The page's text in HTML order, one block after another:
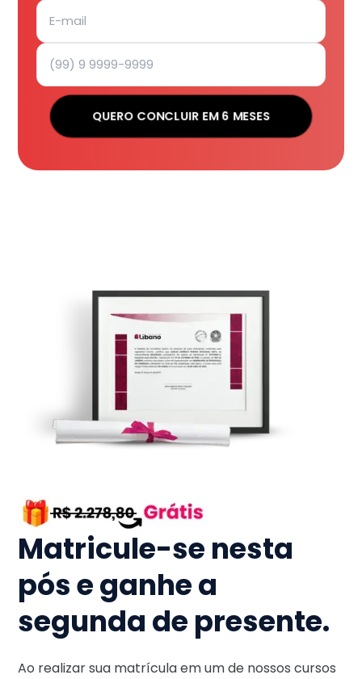
QUERO CONCLUIR EM 6 MESES
Matricule-se nesta
pós e ganhe a
segunda de presente.
Ao realizar sua matrícula em um de nossos cursos